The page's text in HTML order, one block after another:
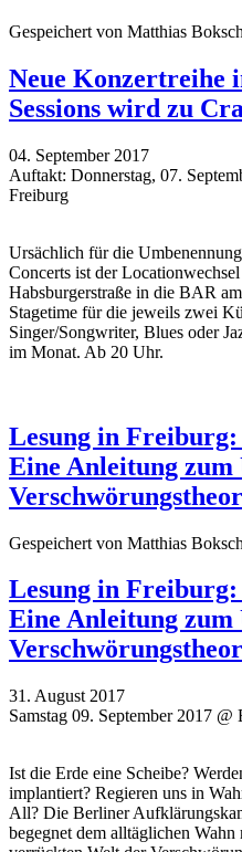
Gespeichert von Matthias Boksch
Neue Konzertreihe
Sessions wird zu
04. September 2017
Auftakt: Donnerstag, 07.
Freiburg
Ursächlich für die
Concerts ist der
Habsburgerstraße in die BAR
Stagetime für die jeweils zwei
Singer/Songwriter, Blues oder
im Monat. Ab 20 Uhr.
Lesung in
Eine Anleitung zum
Gespeichert von Matthias Boksch
Lesung in
Eine Anleitung zum
31. August 2017
Samstag 09. September 2017
Ist die Erde eine Scheibe?
implantiert? Regieren uns in
All? Die Berliner
begegnet dem alltäglichen